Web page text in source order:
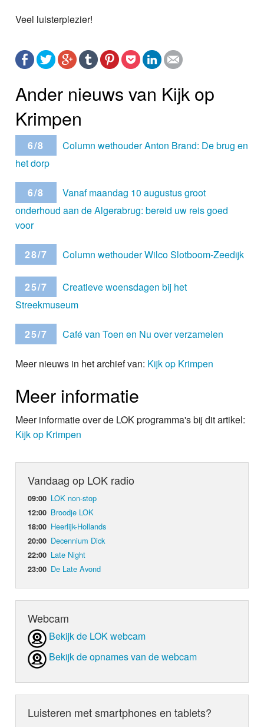
Veel luisterplezier!
Ander nieuws van Kijk op
Krimpen
6/8
Column wethouder Anton Brand: De brug en
het dorp
6/8
Vanaf maandag 10 augustus groot
onderhoud aan de Algerabrug: bereid uw reis goed
voor
28/7 Column wethouder Wilco Slotboom-Zeedijk
25/7
Creatieve woensdagen bij het
Streekmuseum
25/7 Café van Toen en Nu over verzamelen
Meer nieuws in het archief van: Kijk op Krimpen
Meer informatie
Meer informatie over de LOK programma's bij dit artikel:
Kijk op Krimpen
Vandaag op LOK radio
09:00 LOK non-stop
12:00 Broodje LOK
18:00 Heerlijk-Hollands
20:00 Decennium Dick
22:00 Late Night
23:00 De Late Avond
Webcam
Bekijk de LOK webcam
Bekijk de opnames van de webcam
Luisteren met smartphones en tablets?